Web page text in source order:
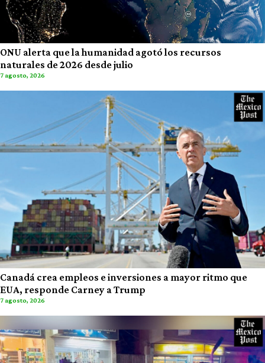
ONU alerta que la humanidad agotó los recursos
naturales de 2026 desde julio
7 agosto, 2026
Canadá crea empleos e inversiones a mayor ritmo que
EUA, responde Carney a Trump
7 agosto, 2026